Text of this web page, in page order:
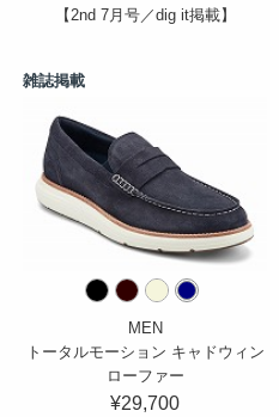
【2nd 7月号／dig it掲載】
雑誌掲載
MEN
トータルモーション キャドウィン
ローファー
¥29,700